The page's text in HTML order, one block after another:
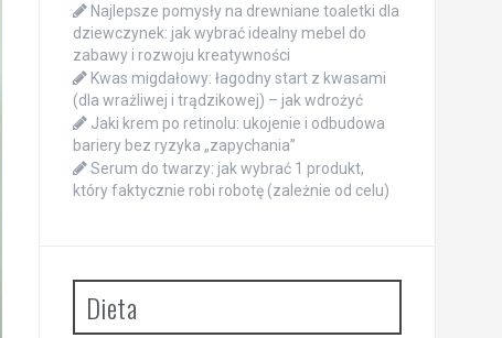
Najlepsze pomysły na drewniane toaletki dla
dziewczynek: jak wybrać idealny mebel do
zabawy i rozwoju kreatywności
Kwas migdałowy: łagodny start z kwasami
(dla wrażliwej i trądzikowej) – jak wdrożyć
Jaki krem po retinolu: ukojenie i odbudowa
bariery bez ryzyka „zapychania”
Serum do twarzy: jak wybrać 1 produkt,
który faktycznie robi robotę (zależnie od celu)
Dieta